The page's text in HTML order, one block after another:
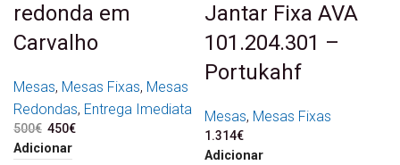
redonda em
Carvalho
Mesas, Mesas Fixas, Mesas
Redondas, Entrega Imediata
500€ O preço original era:
500€.
450€
Adicionar
Jantar Fixa AVA
101.204.301 –
Portukahf
Mesas, Mesas Fixas
1.314€
Adicionar